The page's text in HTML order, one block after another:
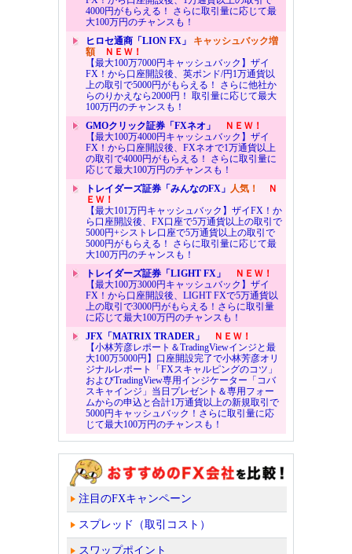
4000円がもらえる！ さらに取引量に応じて最
大100万円のチャンスも！
ヒロセ通商「LION FX」 キャッシュバック増
額ＮＥＷ！
【最大100万7000円キャッシュバック】ザイ
FX！から口座開設後、英ポンド/円1万通貨以
上の取引で5000円がもらえる！ さらに他社か
らのりかえなら2000円！ 取引量に応じて最大
100万円のチャンスも！
GMOクリック証券「FXネオ」
ＮＥＷ！
【最大100万4000円キャッシュバック】ザイ
FX！から口座開設後、FXネオで1万通貨以上
の取引で4000円がもらえる！ さらに取引量に
応じて最大100万円のチャンスも！
トレイダーズ証券「みんなのFX」 人気！
Ｎ
ＥＷ！
【最大101万円キャッシュバック】ザイFX！か
ら口座開設後、FX口座で5万通貨以上の取引で
5000円+シストレ口座で5万通貨以上の取引で
5000円がもらえる！ さらに取引量に応じて最
大100万円のチャンスも！
トレイダーズ証券「LIGHT FX」
ＮＥＷ！
【最大100万3000円キャッシュバック】ザイ
FX！から口座開設後、LIGHT FXで5万通貨以
上の取引で3000円がもらえる！さらに取引量
に応じて最大100万円のチャンスも！
JFX「MATRIX TRADER」
ＮＥＷ！
【小林芳彦レポート＆TradingViewインジと最
大100万5000円】口座開設完了で小林芳彦オリ
ジナルレポート「FXスキャルピングのコツ」
およびTradingView専用インジケーター「コバ
スキャインジ」当日プレゼント＆専用フォー
ムからの申込と合計1万通貨以上の新規取引で
5000円キャッシュバック！さらに取引量に応
じて最大100万円のチャンスも！
注目のFXキャンペーン
スプレッド（取引コスト）
スワップポイント